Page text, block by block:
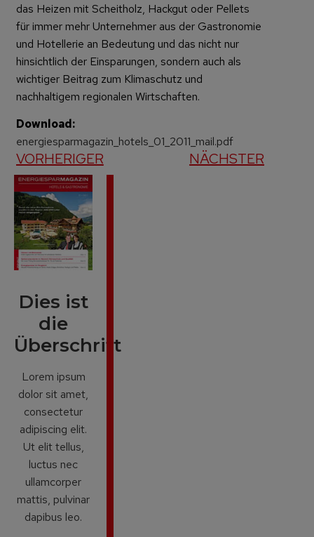
das Heizen mit Scheitholz, Hackgut oder Pellets
für immer mehr Unternehmer aus der Gastronomie
und Hotellerie an Bedeutung und das nicht nur
hinsichtlich der Einsparungen, sondern auch als
wichtiger Beitrag zum Klimaschutz und
nachhaltigem regionalen Wirtschaften.
Download:
energiesparmagazin_hotels_01_2011_mail.pdf
VORHERIGER NÄCHSTER
Dies ist
die
Überschrift
Lorem ipsum
dolor sit amet,
consectetur
adipiscing elit.
Ut elit tellus,
luctus nec
ullamcorper
mattis, pulvinar
dapibus leo.